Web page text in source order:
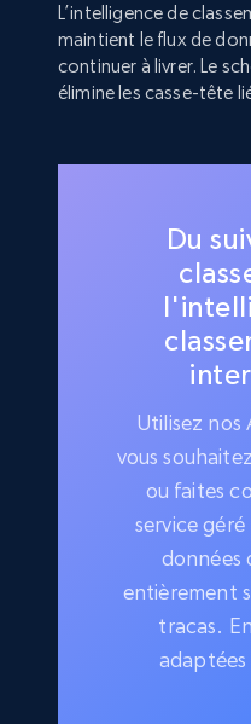
L’intelligence de
maintient le flux de
continuer à livrer. Le
élimine les casse-tête
Du
Utilisez nos
vous
ou faites
service
données
entièrement
tracas.
adaptées